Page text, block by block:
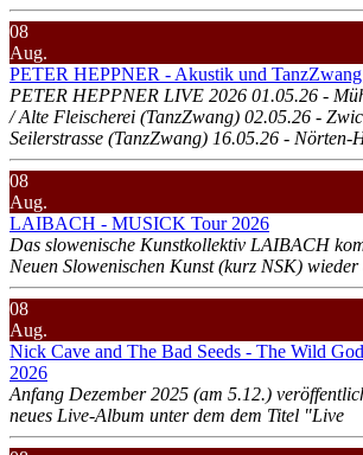
08
Aug.
PETER HEPPNER - Akustik und
PETER HEPPNER LIVE 2026 01.05.26 -
/ Alte Fleischerei (TanzZwang) 02.05.26 -
Seilerstrasse (TanzZwang) 16.05.26 - Nörten-
08
Aug.
LAIBACH - MUSICK Tour 2026
Das slowenische Kunstkollektiv LAIBACH
Neuen Slowenischen Kunst (kurz NSK) wieder
08
Aug.
Nick Cave and The Bad Seeds - The Wild
2026
Anfang Dezember 2025 (am 5.12.)
neues Live-Album unter dem dem Titel "Live